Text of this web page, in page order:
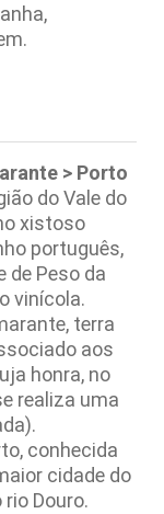
> Porto
do Vale do
xistoso
português,
de Peso da
vinícola.
terra
aos
honra, no
realiza uma
conhecida
cidade do
Douro.